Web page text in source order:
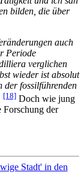
bilden, die über
auch
Periode
verglichen
wieder ist absolut
der fossilführenden
[18] Doch wie jung
der
Stadt' in den